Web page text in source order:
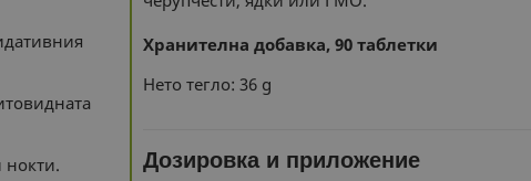
нокти.
Хранителна добавка, 90 таблетки
Нето тегло: 36 g
Дозировка и приложение